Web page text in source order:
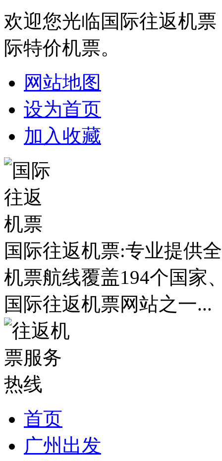
欢迎您光临国际往返机
际特价机票。
网站地图
设为首页
加入收藏
国际往返机票:专业提供
机票航线覆盖194个国家
国际往返机票网站之一...
首页
广州出发